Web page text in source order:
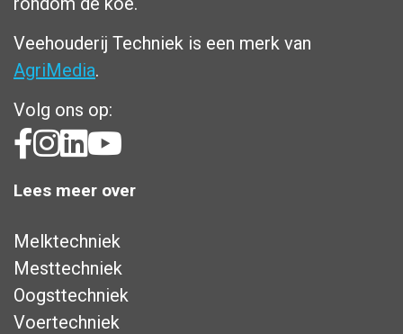
Veehouderij Techniek is een merk van
AgriMedia.
Volg ons op:
Lees meer over
Melktechniek
Mesttechniek
Oogsttechniek
Voertechniek